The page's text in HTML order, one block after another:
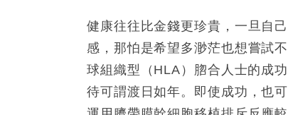
健康往往比金錢更珍貴，一旦自
感，那怕是希望多渺茫也想嘗試
球組織型（HLA）脗合人士的成
待可謂渡日如年。即使成功，也